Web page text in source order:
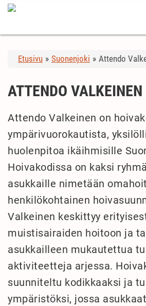
Etusivu » Suonenjoki » Attendo
ATTENDO VALKEINEN
Attendo Valkeinen on
ympärivuorokautista,
huolenpitoa ikäihmisille
Hoivakodissa on kaksi
asukkaille nimetään
henkilökohtainen
Valkeinen keskittyy
muistisairaiden hoitoon ja
asukkailleen mukautettua
aktiviteetteja arjessa.
suunniteltu kodikkaaksi ja
ympäristöksi, jossa